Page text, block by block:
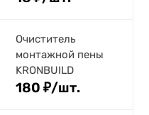
Очиститель
монтажной пены
KRONBUILD
180 ₽/шт.